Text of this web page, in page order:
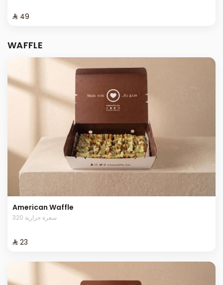
⁨⁦‪‬ 49⁩
WAFFLE
American Waffle
320 سعرة حرارية
⁨⁦‪‬ 23⁩